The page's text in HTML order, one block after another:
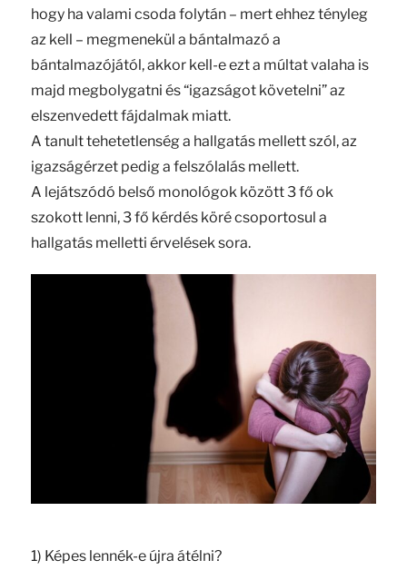
hogy ha valami csoda folytán – mert ehhez tényleg
az kell – megmenekül a bántalmazó a
bántalmazójától, akkor kell-e ezt a múltat valaha is
majd megbolygatni és “igazságot követelni” az
elszenvedett fájdalmak miatt.
A tanult tehetetlenség a hallgatás mellett szól, az
igazságérzet pedig a felszólalás mellett.
A lejátszódó belső monológok között 3 fő ok
szokott lenni, 3 fő kérdés köré csoportosul a
hallgatás melletti érvelések sora.
1) Képes lennék-e újra átélni?